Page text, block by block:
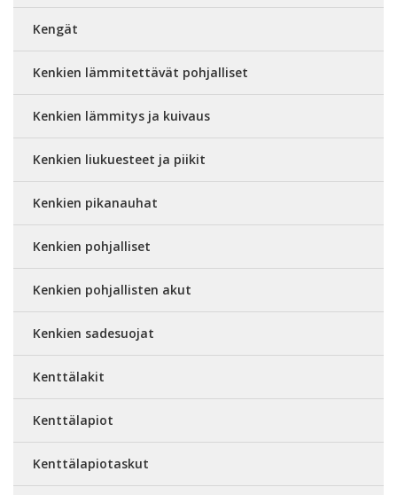
Kengät
Kenkien lämmitettävät pohjalliset
Kenkien lämmitys ja kuivaus
Kenkien liukuesteet ja piikit
Kenkien pikanauhat
Kenkien pohjalliset
Kenkien pohjallisten akut
Kenkien sadesuojat
Kenttälakit
Kenttälapiot
Kenttälapiotaskut